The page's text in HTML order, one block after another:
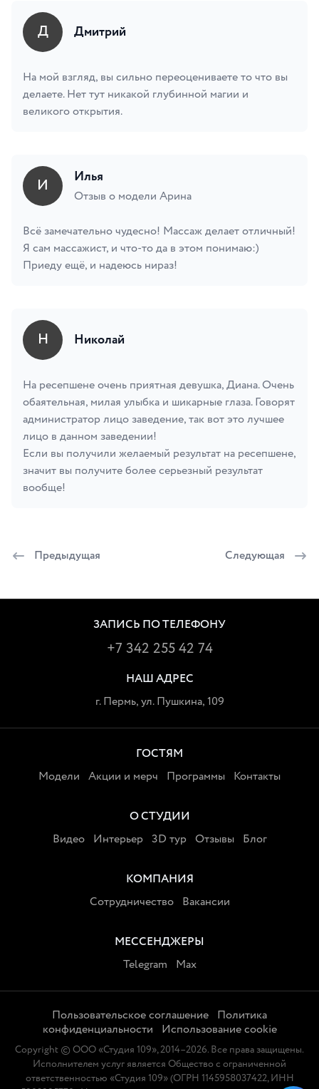
На мой взгляд, вы сильно переоцениваете то что вы
делаете. Нет тут никакой глубинной магии и
великого открытия.
Д Дмитрий
Всё замечательно чудесно! Массаж делает отличный!
Я сам массажист, и что-то да в этом понимаю:)
Приеду ещё, и надеюсь нираз!
И Илья
Отзыв о модели Арина
На ресепшене очень приятная девушка, Диана. Очень
обаятельная, милая улыбка и шикарные глаза. Говорят
администратор лицо заведение, так вот это лучшее
лицо в данном заведении!
Если вы получили желаемый результат на ресепшене,
значит вы получите более серьезный результат
вообще!
Н Николай
Предыдущая Следующая
ГОСТЯМ
Модели Акции и мерч Программы Контакты
О СТУДИИ
Видео Интерьер 3D тур Отзывы Блог
КОМПАНИЯ
Сотрудничество Вакансии
МЕССЕНДЖЕРЫ
Telegram
Max
ЗАПИСЬ ПО ТЕЛЕФОНУ
+7 342 255 42 74
НАШ АДРЕС
г. Пермь, ул. Пушкина, 109
Пользовательское соглашение Политика
конфиденциальности
Использование cookie
Copyright © ООО «Студия 109», 2014–2026. Все права защищены.
Исполнителем услуг является Общество с ограниченной
ответственностью «Студия 109» (ОГРН 1145958037422, ИНН